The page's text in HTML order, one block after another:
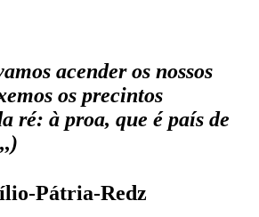
acender os nossos
os precintos
ré: à proa, que é país de